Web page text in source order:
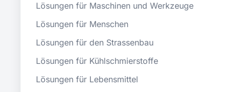
Lösungen für Maschinen und Werkzeuge
Lösungen für Menschen
Lösungen für den Strassenbau
Lösungen für Kühlschmierstoffe
Lösungen für Lebensmittel